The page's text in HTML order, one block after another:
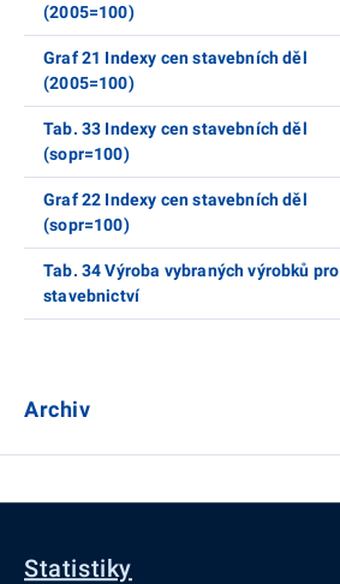
(2005=100)
Graf 21 Indexy cen stavebních děl
(2005=100)
Tab. 33 Indexy cen stavebních děl
(sopr=100)
Graf 22 Indexy cen stavebních děl
(sopr=100)
Tab. 34 Výroba vybraných výrobků pro
stavebnictví
Archiv
Statistiky